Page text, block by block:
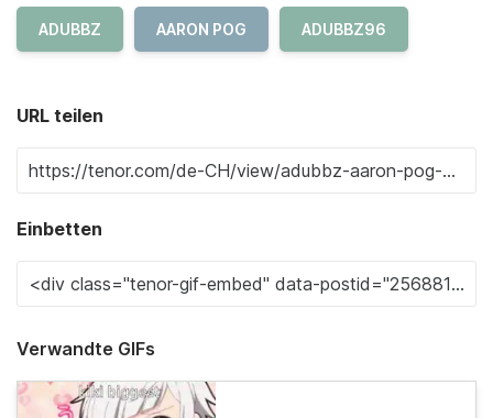
ADUBBZ AARON POG ADUBBZ96
URL teilen
Einbetten
Verwandte GIFs